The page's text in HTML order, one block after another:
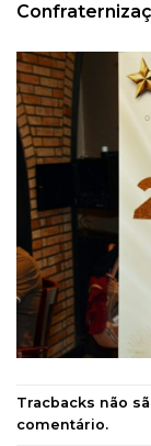
Tracbacks não
comentário.